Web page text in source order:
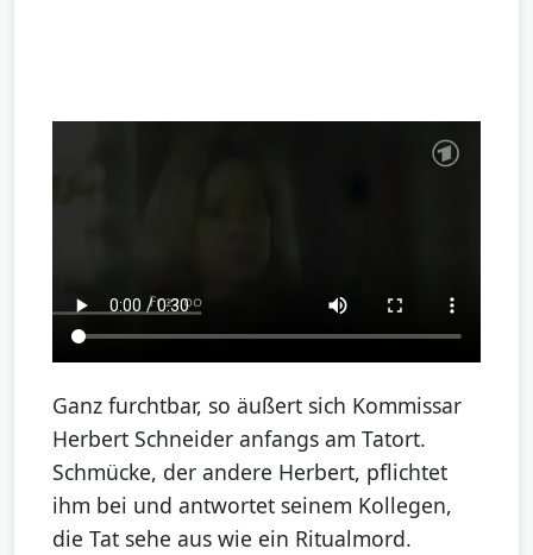
Ganz furchtbar, so äußert sich Kommissar
Herbert Schneider anfangs am Tatort.
Schmücke, der andere Herbert, pflichtet
ihm bei und antwortet seinem Kollegen,
die Tat sehe aus wie ein Ritualmord.